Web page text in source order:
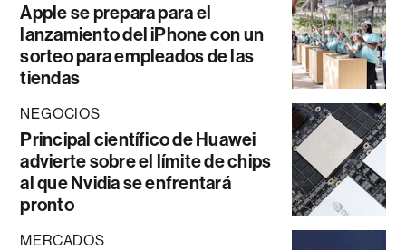
Apple se prepara para el
lanzamiento del iPhone con un
sorteo para empleados de las
tiendas
NEGOCIOS
Principal científico de Huawei
advierte sobre el límite de chips
al que Nvidia se enfrentará
pronto
MERCADOS